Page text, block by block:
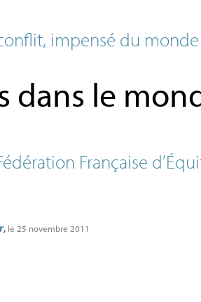
impensé du monde
dans le
Française
, le 25 novembre 2011